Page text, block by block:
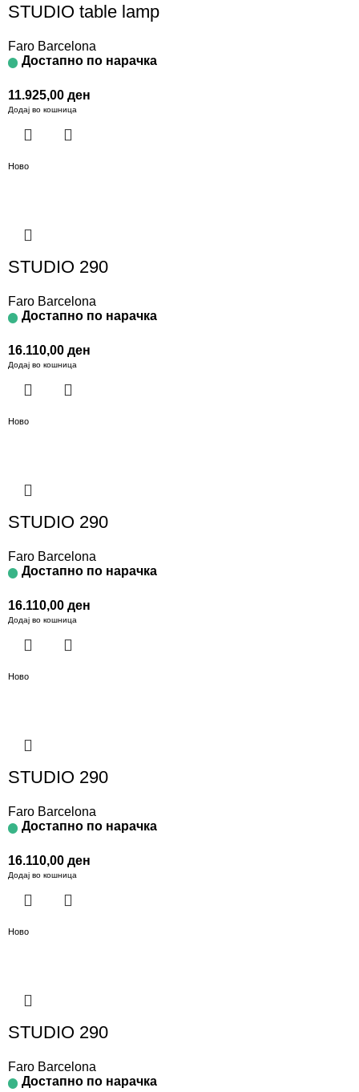
STUDIO table lamp
Faro Barcelona
Достапно по нарачка
11.925,00 ден
Додај во кошница
Ново
STUDIO 290
Faro Barcelona
Достапно по нарачка
16.110,00 ден
Додај во кошница
Ново
STUDIO 290
Faro Barcelona
Достапно по нарачка
16.110,00 ден
Додај во кошница
Ново
STUDIO 290
Faro Barcelona
Достапно по нарачка
16.110,00 ден
Додај во кошница
Ново
STUDIO 290
Faro Barcelona
Достапно по нарачка